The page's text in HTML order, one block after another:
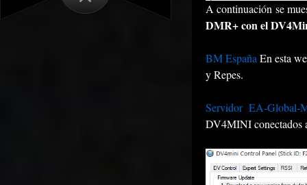
A continuación se
DMR+ con el
BM España En esta
y Repes.
Servidor EA-Global-
DV4MINI conectados